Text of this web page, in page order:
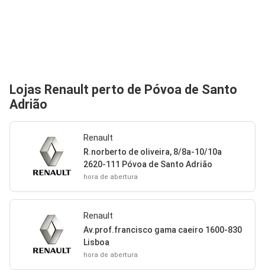
Lojas Renault perto de Póvoa de Santo
Adrião
Renault
R.norberto de oliveira, 8/8a-10/10a
2620-111 Póvoa de Santo Adrião
hora de abertura
Renault
Av.prof.francisco gama caeiro 1600-830
Lisboa
hora de abertura